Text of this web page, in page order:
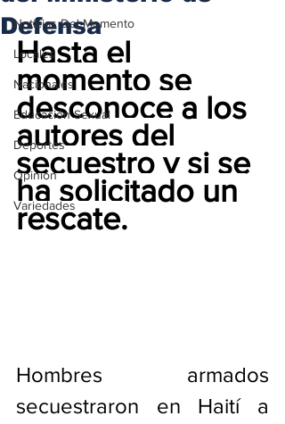
Noticias Del Momento
Locales
Nacionales
Educación Sexual
Deportes
Opinión
Variedades
Defensa
Hasta el
momento se
desconoce a los
autores del
secuestro y si se
ha solicitado un
rescate.
Hombres armados
secuestraron en Haití a